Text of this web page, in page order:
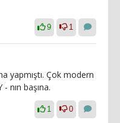
9 1
yapmıştı. Çok modern
- nın başına.
1 0